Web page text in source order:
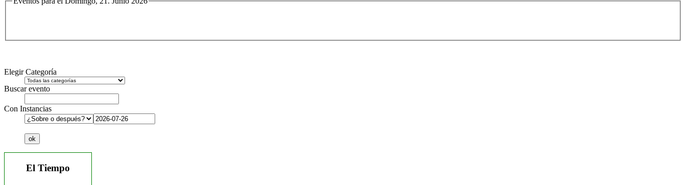
Elegir Categoría
Buscar evento
Con Instancias
El Tiempo